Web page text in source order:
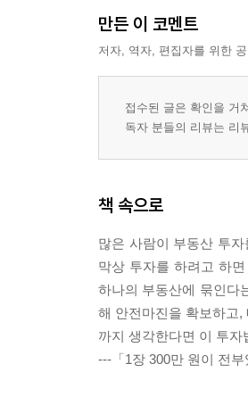
[4장]
아파트 단지까지 알려주
절대 손해 보지 않는 지방
역발상! 강남 오피스텔
분양권 투자도 소액으로
서울 역세권·준공업지역
[5장]
무조건 오를 부동산 찾는
만든 이 코멘트
저자, 역자, 편집자를 위한
접수된 글은 확인을 거
독자 분들의 리뷰는 리
책 속으로
많은 사람이 부동산 투
막상 투자를 하려고 하
하나의 부동산에 묶인다
해 안전마진을 확보하고
까지 생각한다면 이 투
---「1장 300만 원이 전